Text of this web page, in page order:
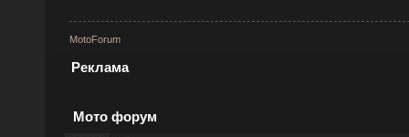
MotoForum
Реклама
Мото форум